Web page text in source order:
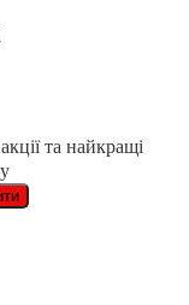
та найкращі